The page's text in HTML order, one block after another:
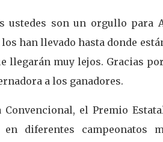
ustedes son un orgullo para
han llevado hasta donde
llegarán muy lejos. Gracias
a los ganadores.
el Premio
diferentes campeonatos